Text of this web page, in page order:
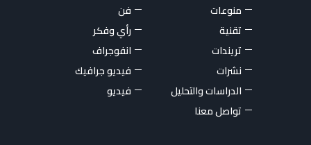
منوعات
فن
تقنية
رأي وفكر
تريندات
انفوجراف
نشرات
فيديو جرافيك
الدراسات والتحليل
فيديو
تواصل معنا